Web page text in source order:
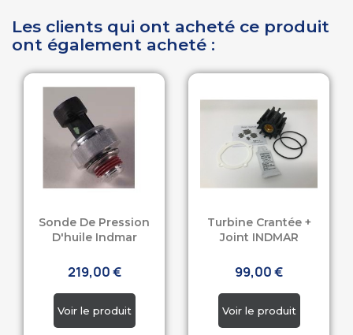
Les clients qui ont acheté ce produit
ont également acheté :
Sonde De Pression
D'huile Indmar
219,00 €
Turbine Crantée +
Joint INDMAR
99,00 €